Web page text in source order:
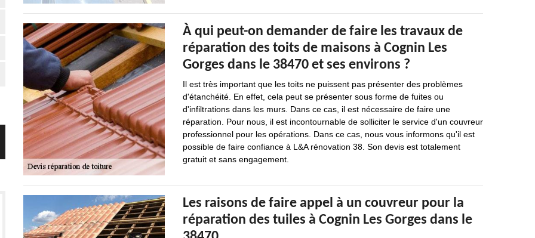
À qui peut-on demander de faire les travaux de
réparation des toits de maisons à Cognin Les
Gorges dans le 38470 et ses environs ?
Il est très important que les toits ne puissent pas présenter des problèmes
d'étanchéité. En effet, cela peut se présenter sous forme de fuites ou
d'infiltrations dans les murs. Dans ce cas, il est nécessaire de faire une
réparation. Pour nous, il est incontournable de solliciter le service d'un couvreur
professionnel pour les opérations. Dans ce cas, nous vous informons qu'il est
possible de faire confiance à L&A rénovation 38. Son devis est totalement
gratuit et sans engagement.
Les raisons de faire appel à un couvreur pour la
réparation des tuiles à Cognin Les Gorges dans le